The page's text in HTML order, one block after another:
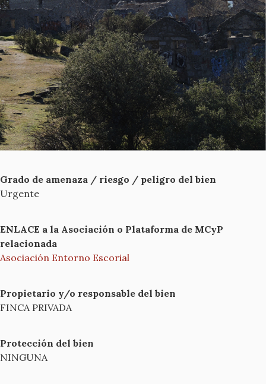
Grado de amenaza / riesgo / peligro del bien
Urgente
ENLACE a la Asociación o Plataforma de MCyP
relacionada
Asociación Entorno Escorial
Propietario y/o responsable del bien
FINCA PRIVADA
Protección del bien
NINGUNA